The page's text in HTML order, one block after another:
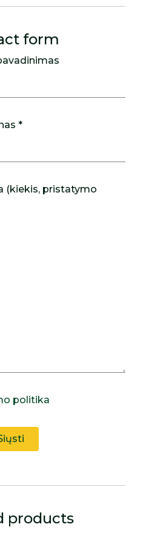
form
*
(kiekis, pristatymo
politika
products